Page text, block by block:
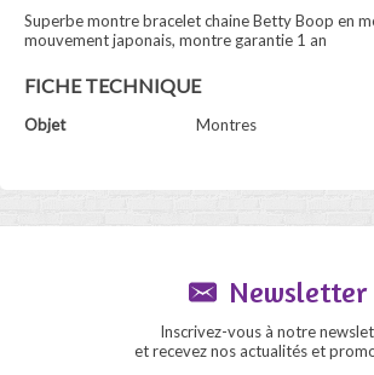
Superbe montre bracelet chaine Betty Boop en
mouvement japonais, montre garantie 1 an
FICHE TECHNIQUE
Objet Montres
Newsletter
Inscrivez-vous à notre
et recevez nos actualités et